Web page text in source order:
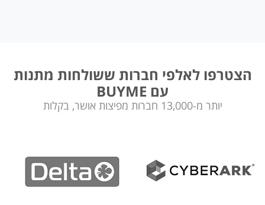
הצטרפו לאלפי חברות ששולחות מתנות
עם BUYME
יותר מ-13,000 חברות מפיצות אושר, בקלות